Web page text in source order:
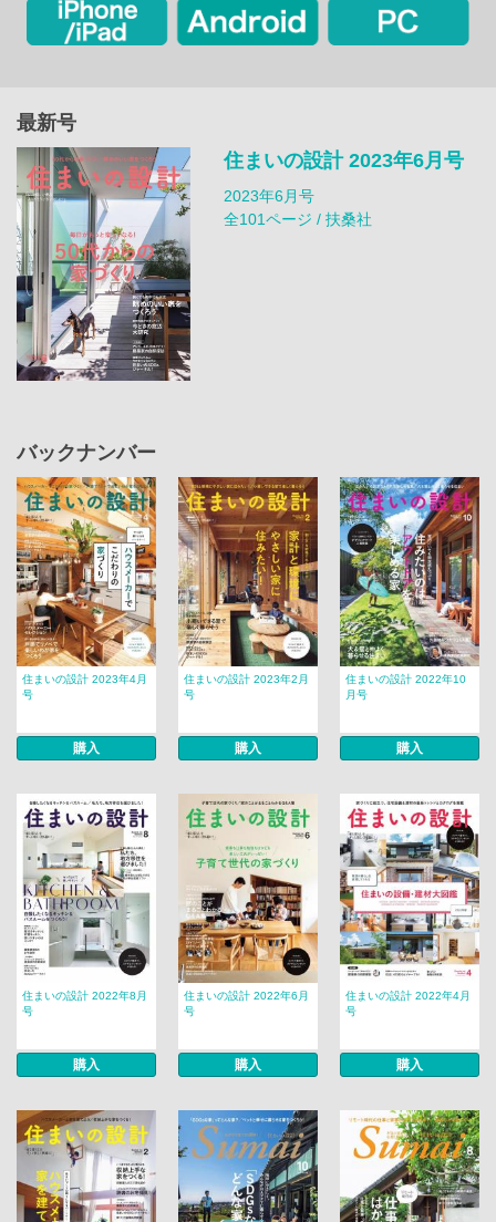
最新号
住まいの設計 2023年6月号
2023年6月号
全101ページ / 扶桑社
バックナンバー
住まいの設計 2023年4月
号
購入
住まいの設計 2023年2月
号
購入
住まいの設計 2022年10
月号
購入
住まいの設計 2022年8月
号
購入
住まいの設計 2022年6月
号
購入
住まいの設計 2022年4月
号
購入